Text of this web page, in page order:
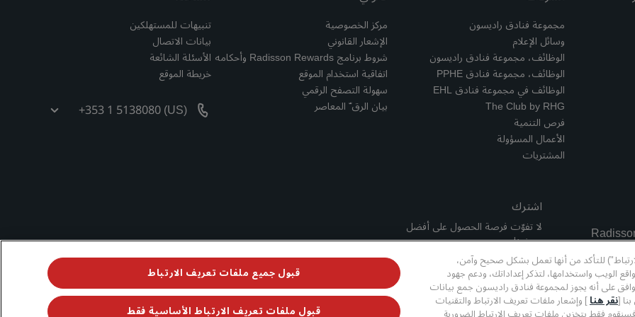
مجموعة فنادق راديسون
وسائل الإعلام
الوظائف، مجموعة فنادق راديسون
الوظائف، مجموعة فنادق PPHE
الوظائف في مجموعة فنادق EHL
The Club by RHG
فرص التنمية
الأعمال المسؤولة
المشتريات
مركز الخصوصية
الإشعار القانوني
شروط برنامج Radisson Rewards وأحكامه
اتفاقية استخدام الموقع
سهولة التصفح الرقمي
بيان الرق ّ المعاصر
تنبيهات للمستهلكين
بيانات الاتصال
الأسئلة الشائعة
خريطة الموقع
+353 1 5138080 (US)
اشترك
لا تفوّت فرصة الحصول على أفضل
عروضنا
للتأكد من أنها تعمل بشكل صحيح وآمن،
الويب واستخدامها، لتذكر إعداداتك، ودعم جهود
على أنه يجوز لمجموعة فنادق راديسون جمع بيانات
[نقر هنا] وإشعار ملفات تعريف الارتباط والتقنيات
قبول جميع ملفات تعريف الارتباط
قبول ملفات تعريف الارتباط الأساسية فقط